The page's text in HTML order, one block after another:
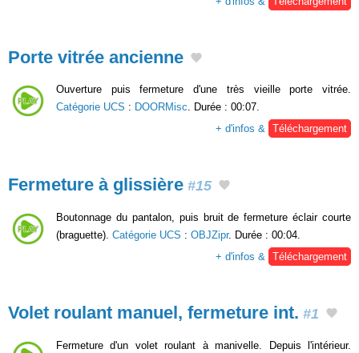
Porte vitrée ancienne
Ouverture puis fermeture d'une très vieille porte vitrée.
Catégorie UCS : DOORMisc. Durée : 00:07.
+ d'infos & Téléchargement
Fermeture à glissière #15
Boutonnage du pantalon, puis bruit de fermeture éclair courte
(braguette). Catégorie UCS : OBJZipr. Durée : 00:04.
+ d'infos & Téléchargement
Volet roulant manuel, fermeture int. #1
Fermeture d'un volet roulant à manivelle. Depuis l'intérieur.